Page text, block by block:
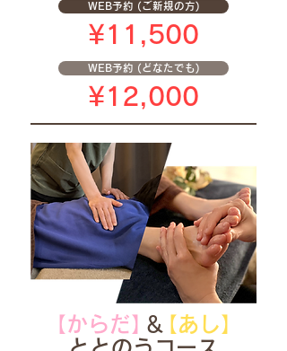
WEB予約 (ご新規の方)
¥11,500
WEB予約 (どなたでも)
¥12,000
【からだ 】 ＆【あし】